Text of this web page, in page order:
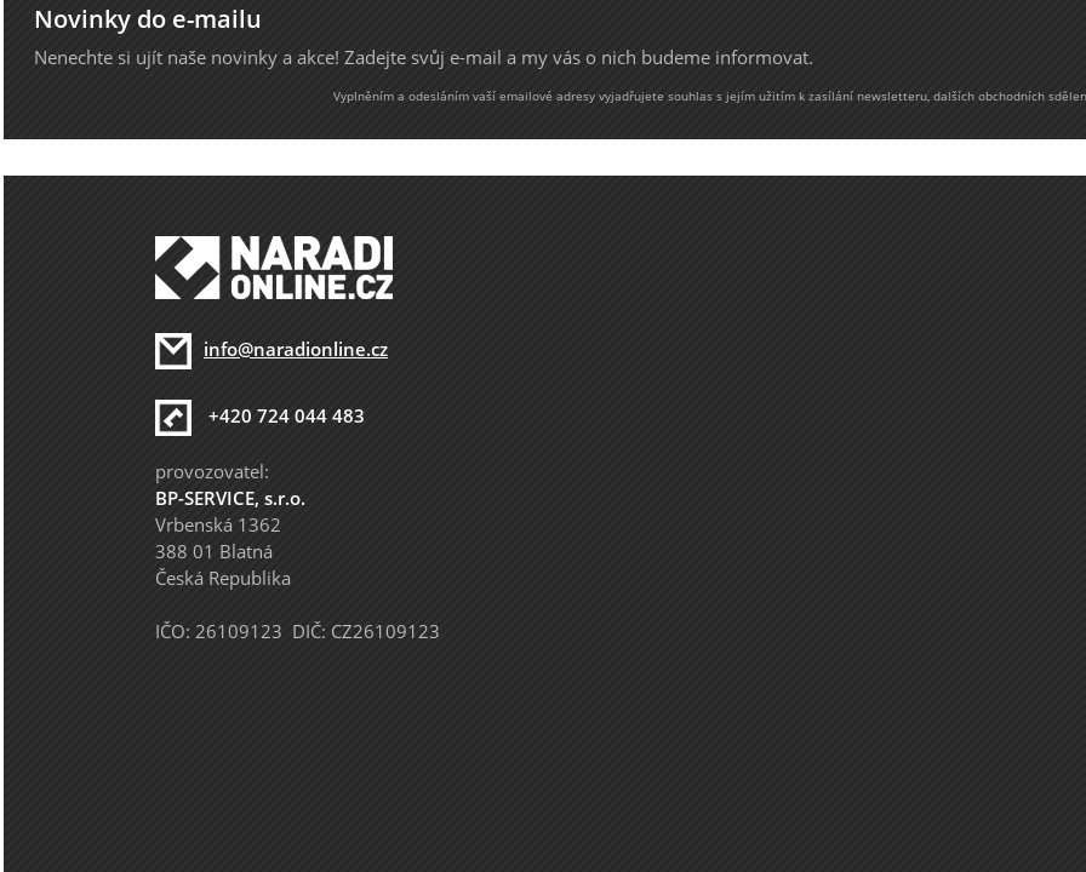
Novinky do e-mailu
Nenechte si ujít naše novinky a akce! Zadejte svůj e-mail a my vás o nich budeme informovat.
Vyplněním a odesláním vaší emailové adresy vyjadřujete souhlas s jejím užitím k zasílání newsletteru, dalších obchodních
info@naradionline.cz
+420 724 044 483
provozovatel:
BP-SERVICE, s.r.o.
Vrbenská 1362
388 01 Blatná
Česká Republika
IČO: 26109123 DIČ: CZ26109123